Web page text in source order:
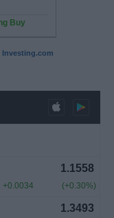
Investing.com